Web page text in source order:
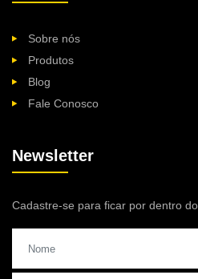
Sobre nós
Produtos
Blog
Fale Conosco
Newsletter
Cadastre-se para ficar por dentro